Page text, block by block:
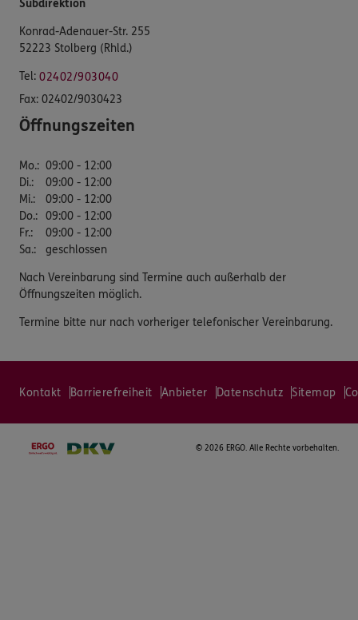
Subdirektion
Konrad-Adenauer-Str. 255
52223 Stolberg (Rhld.)
Tel: 02402/903040
Fax: 02402/9030423
Öffnungszeiten
Mo.: 09:00 - 12:00
Di.:
09:00 - 12:00
Mi.:
09:00 - 12:00
Do.: 09:00 - 12:00
Fr.:
09:00 - 12:00
Sa.: geschlossen
Nach Vereinbarung sind Termine auch außerhalb der
Öffnungszeiten möglich.
Termine bitte nur nach vorheriger telefonischer Vereinbarung.
Kontakt Barrierefreiheit Anbieter Datenschutz Sitemap
© 2026 ERGO. Alle Rechte vorbehalten.